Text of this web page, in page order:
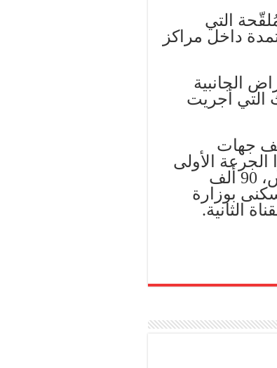
التي
داخل مراكز
الجانبية
التي أجريت
جهات
الجرعة الأولى
من اللقاح المضاد لكوفيد 19، إلى حدود أول أمس، 90 ألف
بوزارة
الثانية.